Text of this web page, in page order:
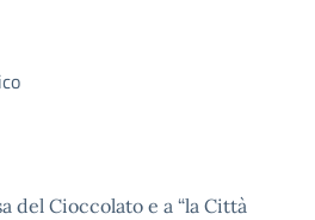
del Cioccolato e a “la Città